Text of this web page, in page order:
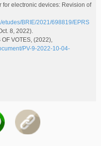
for electronic devices: Revision of
BRIE/2021/698819/EPRS
8, 2022).
VOTES, (2022),
PV-9-2022-10-04-